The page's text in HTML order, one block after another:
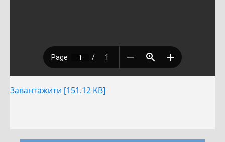
Завантажити [151.12 KB]